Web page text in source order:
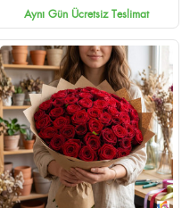
Aynı Gün Ücretsiz Teslimat